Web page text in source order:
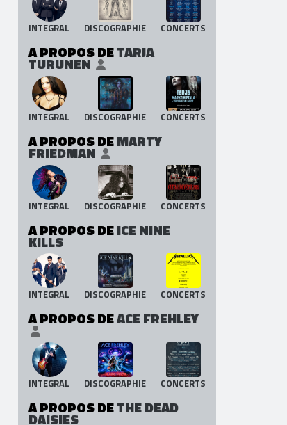
INTEGRAL DISCOGRAPHIE CONCERTS
A PROPOS DETARJA
TURUNEN
INTEGRAL DISCOGRAPHIE CONCERTS
A PROPOS DEMARTY
FRIEDMAN
INTEGRAL DISCOGRAPHIE CONCERTS
A PROPOS DEICE NINE
KILLS
INTEGRAL DISCOGRAPHIE CONCERTS
A PROPOS DEACE FREHLEY
INTEGRAL DISCOGRAPHIE CONCERTS
A PROPOS DETHE DEAD
DAISIES